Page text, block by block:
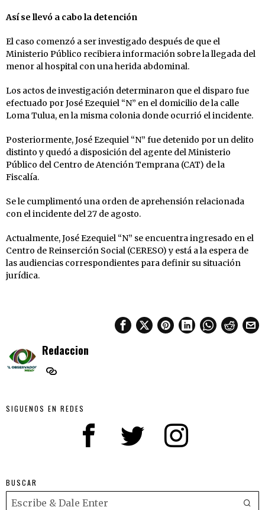
Así se llevó a cabo la detención
El caso comenzó a ser investigado después de que el
Ministerio Público recibiera información sobre la llegada del
menor al hospital con una herida abdominal.
Los actos de investigación determinaron que el disparo fue
efectuado por José Ezequiel “N” en el domicilio de la calle
Loma Tulua, en la misma colonia donde ocurrió el incidente.
Posteriormente, José Ezequiel “N” fue detenido por un delito
distinto y quedó a disposición del agente del Ministerio
Público del Centro de Atención Temprana (CAT) de la
Fiscalía.
Se le cumplimentó una orden de aprehensión relacionada
con el incidente del 27 de agosto.
Actualmente, José Ezequiel “N” se encuentra ingresado en el
Centro de Reinserción Social (CERESO) y está a la espera de
las audiencias correspondientes para definir su situación
jurídica.
Redaccion
SIGUENOS EN REDES
BUSCAR